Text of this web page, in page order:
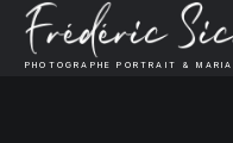
PHOTOGRAPHE PORTRAIT &